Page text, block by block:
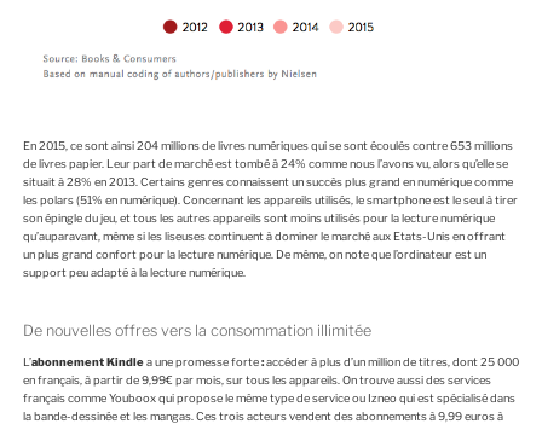
En 2015, ce sont ainsi 204 millions de livres numériques qui se sont écoulés contre 653 millions
de livres papier. Leur part de marché est tombé à 24% comme nous l’avons vu, alors qu’elle se
situait à 28% en 2013. Certains genres connaissent un succès plus grand en numérique comme
les polars (51% en numérique). Concernant les appareils utilisés, le smartphone est le seul à tirer
son épingle du jeu, et tous les autres appareils sont moins utilisés pour la lecture numérique
qu’auparavant, même si les liseuses continuent à dominer le marché aux Etats-Unis en offrant
un plus grand confort pour la lecture numérique. De même, on note que l’ordinateur est un
support peu adapté à la lecture numérique.
De nouvelles offres vers la consommation illimitée
L’abonnement Kindlea une promesse forte:accéder à plus d’un million de titres, dont 25 000
en français, à partir de 9,99€ par mois, sur tous les appareils. On trouve aussi des services
français comme Youboox qui propose le même type de service ou Izneo qui est spécialisé dans
la bande-dessinée et les mangas. Ces trois acteurs vendent des abonnements à 9,99 euros à